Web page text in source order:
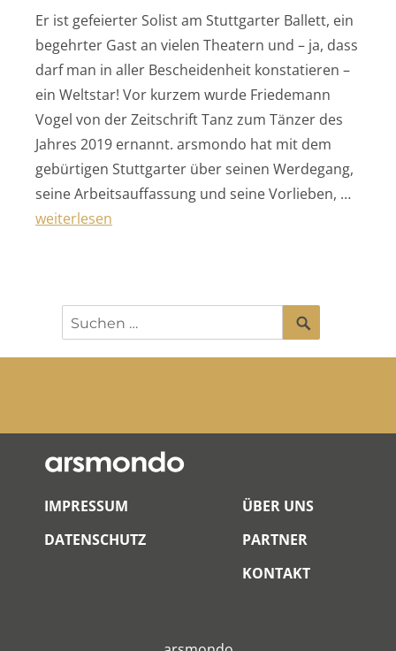
Er ist gefeierter Solist am Stuttgarter Ballett, ein
begehrter Gast an vielen Theatern und – ja, dass
darf man in aller Bescheidenheit konstatieren –
ein Weltstar! Vor kurzem wurde Friedemann
Vogel von der Zeitschrift Tanz zum Tänzer des
Jahres 2019 ernannt. arsmondo hat mit dem
gebürtigen Stuttgarter über seinen Werdegang,
seine Arbeitsauffassung und seine Vorlieben, …
„Friedemann Vogel“
weiterlesen
Suchen
nach:
SUCHEN
IMPRESSUM
DATENSCHUTZ
ÜBER UNS
PARTNER
KONTAKT